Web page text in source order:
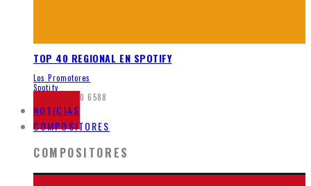
TOP 40 REGIONAL EN SPOTIFY
Los Promotores
Spotify
junio 8, 2020 6588
NOTICIAS
COMPOSITORES
COMPOSITORES